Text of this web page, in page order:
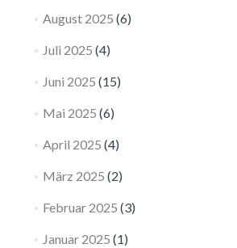
August 2025 (6)
Juli 2025 (4)
Juni 2025 (15)
Mai 2025 (6)
April 2025 (4)
März 2025 (2)
Februar 2025 (3)
Januar 2025 (1)